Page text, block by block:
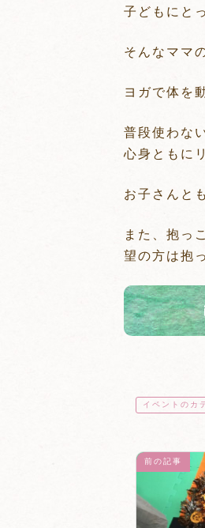
子どもにと
そんなママ
ヨガで体を
普段使わな
心身ともに
お子さんと
また、抱っ
望の方は抱
イベントのカ
前の記事